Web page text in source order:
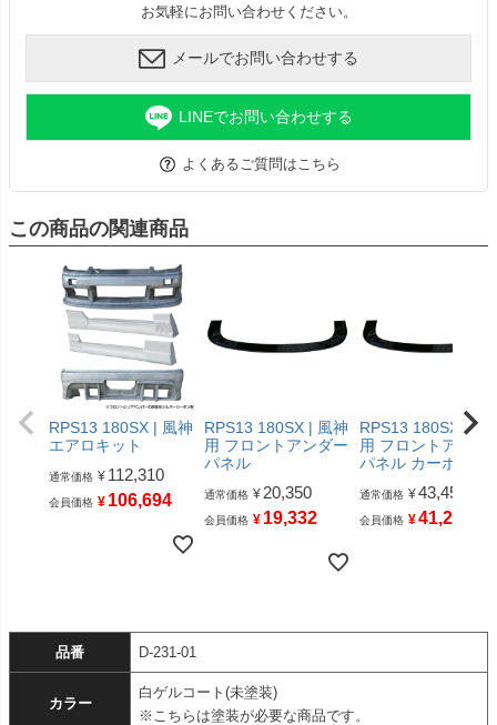
お気軽にお問い合わせください。
メールでお問い合わせする
LINEでお問い合わせする
よくあるご質問はこちら
この商品の関連商品
RPS13 180SX | 風神
エアロキット
通常価格 ¥ 112,310
会員価格 ¥ 106,694
RPS13 180SX | 風神
用 フロントアンダー
パネル
通常価格 ¥ 20,350
会員価格 ¥ 19,332
RPS13 180SX | 風
用 フロントアンダ
パネル カーボン
通常価格 ¥43,450
会員価格 ¥41,277
品番 D-231-01
カラー
白ゲルコート(未塗装)
※こちらは塗装が必要な商品です。